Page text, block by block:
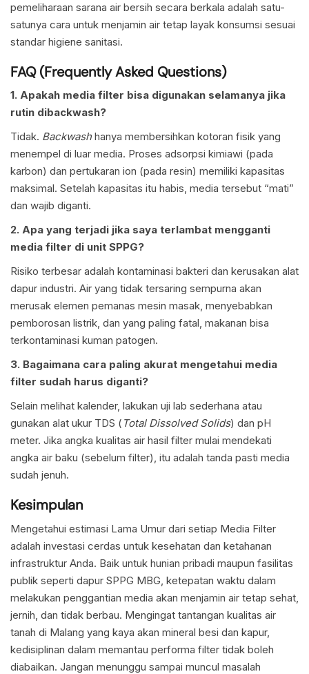
pemeliharaan sarana air bersih secara berkala adalah satu-
satunya cara untuk menjamin air tetap layak konsumsi sesuai
standar higiene sanitasi.
FAQ (Frequently Asked Questions)
1. Apakah media filter bisa digunakan selamanya jika
rutin dibackwash?
Tidak. Backwashhanya membersihkan kotoran fisik yang
menempel di luar media. Proses adsorpsi kimiawi (pada
karbon) dan pertukaran ion (pada resin) memiliki kapasitas
maksimal. Setelah kapasitas itu habis, media tersebut “mati”
dan wajib diganti.
2. Apa yang terjadi jika saya terlambat mengganti
media filter di unit SPPG?
Risiko terbesar adalah kontaminasi bakteri dan kerusakan alat
dapur industri. Air yang tidak tersaring sempurna akan
merusak elemen pemanas mesin masak, menyebabkan
pemborosan listrik, dan yang paling fatal, makanan bisa
terkontaminasi kuman patogen.
3. Bagaimana cara paling akurat mengetahui media
filter sudah harus diganti?
Selain melihat kalender, lakukan uji lab sederhana atau
gunakan alat ukur TDS ( Total Dissolved Solids) dan pH
meter. Jika angka kualitas air hasil filter mulai mendekati
angka air baku (sebelum filter), itu adalah tanda pasti media
sudah jenuh.
Kesimpulan
Mengetahui estimasi Lama Umur dari setiap Media Filter
adalah investasi cerdas untuk kesehatan dan ketahanan
infrastruktur Anda. Baik untuk hunian pribadi maupun fasilitas
publik seperti dapur SPPG MBG, ketepatan waktu dalam
melakukan penggantian media akan menjamin air tetap sehat,
jernih, dan tidak berbau. Mengingat tantangan kualitas air
tanah di Malang yang kaya akan mineral besi dan kapur,
kedisiplinan dalam memantau performa filter tidak boleh
diabaikan. Jangan menunggu sampai muncul masalah